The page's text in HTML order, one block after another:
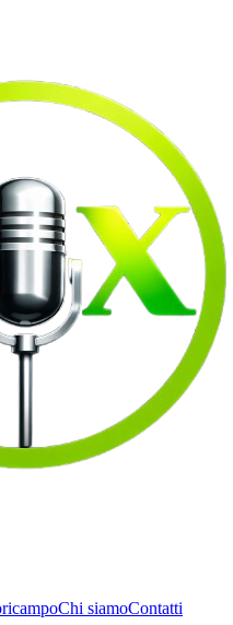
Chi siamoContatti